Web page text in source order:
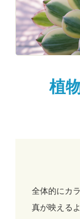
植
全体的にカ
真が映える